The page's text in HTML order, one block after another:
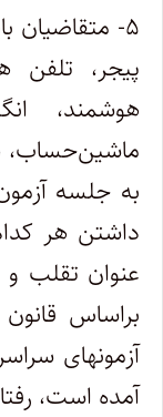
۵- متقاضیان
پیجر، تلفن
هوشمند،
ماشین‌حساب،
به جلسه
داشتن هر
عنوان تقلب
براساس
آزمونهای
آمده است،